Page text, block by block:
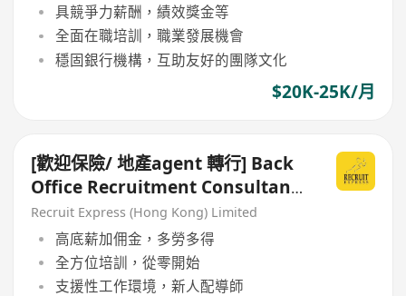
具競爭力薪酬，績效獎金等
全面在職培訓，職業發展機會
穩固銀行機構，互助友好的團隊文化
$20K-25K/月
[歡迎保險/ 地產agent 轉行] Back
Office Recruitment Consultant
[無需請人經驗會有培訓]
Recruit Express (Hong Kong) Limited
高底薪加佣金，多勞多得
全方位培訓，從零開始
支援性工作環境，新人配導師